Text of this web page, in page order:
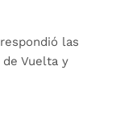
las
Vuelta y